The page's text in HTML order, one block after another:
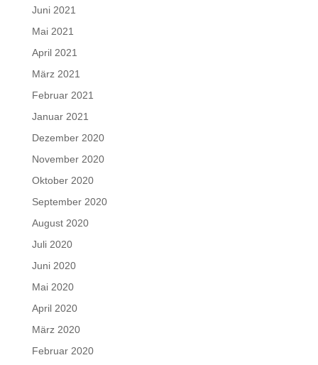
Juni 2021
Mai 2021
April 2021
März 2021
Februar 2021
Januar 2021
Dezember 2020
November 2020
Oktober 2020
September 2020
August 2020
Juli 2020
Juni 2020
Mai 2020
April 2020
März 2020
Februar 2020